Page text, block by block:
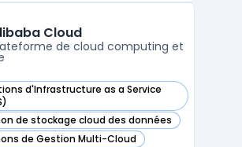
conformité avec le RGPD.
des services propos ...
Cloud
de cloud computing et
d'Infrastructure as a Service
Cloud dans cette catégorie
de stockage cloud des données
Cloud dans cette catégorie
de Gestion Multi-Cloud
Cloud dans cette catégorie